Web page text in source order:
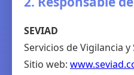
SEVIAD
Servicios de Vigilancia
Sitio web: